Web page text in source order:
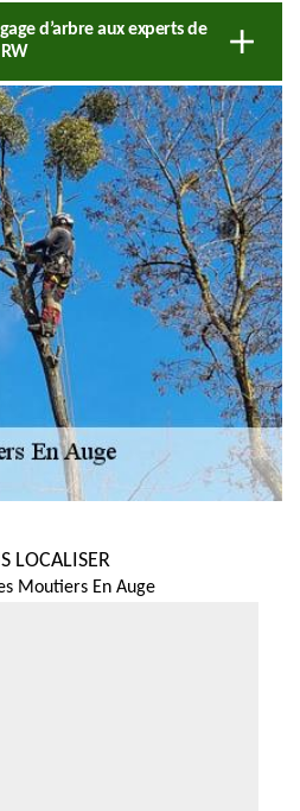
d’arbre aux experts de
LOCALISER
Moutiers En Auge